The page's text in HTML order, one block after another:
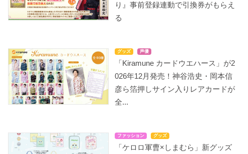
り』事前登録連動で引換券がもらえ
る
グッズ 声優
「Kiramune カードウエハース」が2
026年12月発売！神谷浩史・岡本信
彦ら箔押しサイン入りレアカードが
全...
ファッション グッズ
「ケロロ軍曹×しまむら」新グッズ